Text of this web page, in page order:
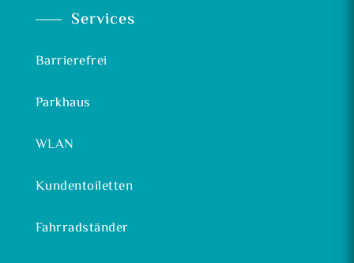
Services
Barrierefrei
Parkhaus
WLAN
Kundentoiletten
Fahrradständer